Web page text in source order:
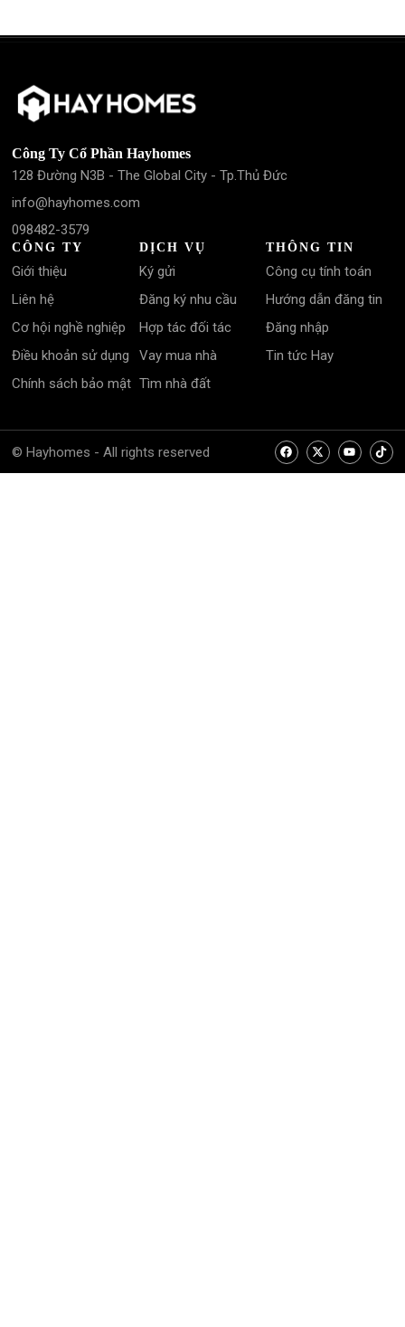
Công Ty Cổ Phần Hayhomes
128 Đường N3B - The Global City - Tp.Thủ Đức
info@hayhomes.com
098482-3579
CÔNG TY
Giới thiệu
Liên hệ
Cơ hội nghề nghiệp
Điều khoản sử dụng
Chính sách bảo mật
DỊCH VỤ
Ký gửi
Đăng ký nhu cầu
Hợp tác đối tác
Vay mua nhà
Tìm nhà đất
THÔNG TIN
Công cụ tính toán
Hướng dẫn đăng tin
Đăng nhập
Tin tức Hay
© Hayhomes - All rights reserved